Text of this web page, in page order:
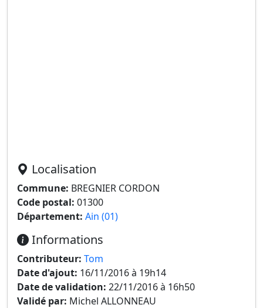
Localisation
Commune: BREGNIER CORDON
Code postal: 01300
Département: Ain (01)
Informations
Contributeur: Tom
Date d'ajout: 16/11/2016 à 19h14
Date de validation: 22/11/2016 à 16h50
Validé par: Michel ALLONNEAU